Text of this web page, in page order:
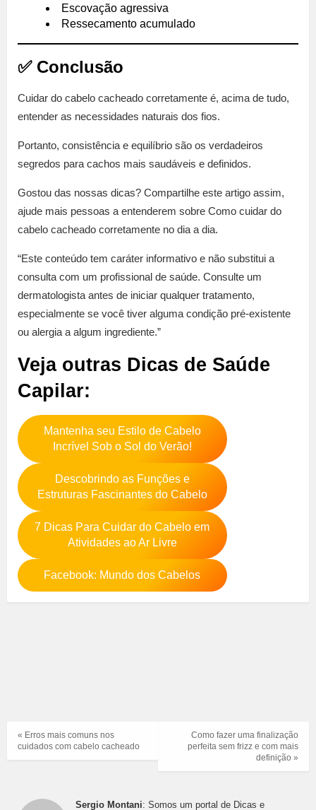
Escovação agressiva
Ressecamento acumulado
✅ Conclusão
Cuidar do cabelo cacheado corretamente é, acima de tudo,
entender as necessidades naturais dos fios.
Portanto, consistência e equilíbrio são os verdadeiros
segredos para cachos mais saudáveis e definidos.
Gostou das nossas dicas? Compartilhe este artigo assim,
ajude mais pessoas a entenderem sobre Como cuidar do
cabelo cacheado corretamente no dia a dia.
“Este conteúdo tem caráter informativo e não substitui a
consulta com um profissional de saúde. Consulte um
dermatologista antes de iniciar qualquer tratamento,
especialmente se você tiver alguma condição pré-existente
ou alergia a algum ingrediente.”
Veja outras Dicas de Saúde
Capilar:
Mantenha seu Estilo de Cabelo
Incrível Sob o Sol do Verão!
Descobrindo as Funções e
Estruturas Fascinantes do Cabelo
7 Dicas Para Cuidar do Cabelo em
Atividades ao Ar Livre
Facebook: Mundo dos Cabelos
Como fazer uma finalização
perfeita sem frizz e com mais
definição »
« Erros mais comuns nos
cuidados com cabelo cacheado
Sergio Montani: Somos um portal de Dicas e